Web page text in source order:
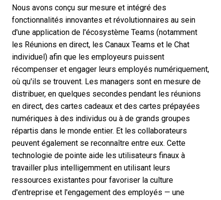
Nous avons conçu sur mesure et intégré des
fonctionnalités innovantes et révolutionnaires au sein
d'une application de l'écosystème Teams (notamment
les Réunions en direct, les Canaux Teams et le Chat
individuel) afin que les employeurs puissent
récompenser et engager leurs employés numériquement,
où qu'ils se trouvent. Les managers sont en mesure de
distribuer, en quelques secondes pendant les réunions
en direct, des cartes cadeaux et des cartes prépayées
numériques à des individus ou à de grands groupes
répartis dans le monde entier. Et les collaborateurs
peuvent également se reconnaître entre eux. Cette
technologie de pointe aide les utilisateurs finaux à
travailler plus intelligemment en utilisant leurs
ressources existantes pour favoriser la culture
d'entreprise et l'engagement des employés — une